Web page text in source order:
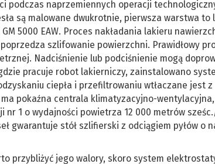
podczas naprzemiennych operacji
są malowane dwukrotnie, pierwsza warstwa to
5000 EAW. Proces nakładania lakieru
szlifowanie powierzchni. Prawidłowy
Nadciśnienie lub podciśnienie mogą
pracuje robot lakierniczy, zainstalowano
ciepła i przefiltrowaniu wtłaczane jest
pokaźna centrala klimatyzacyjno-
nr 1 o wydajności powietrza 12 000 metrów
gwarantuje stół szlifierski z odciągiem pyłów o
przybliżyć jego walory, skoro system